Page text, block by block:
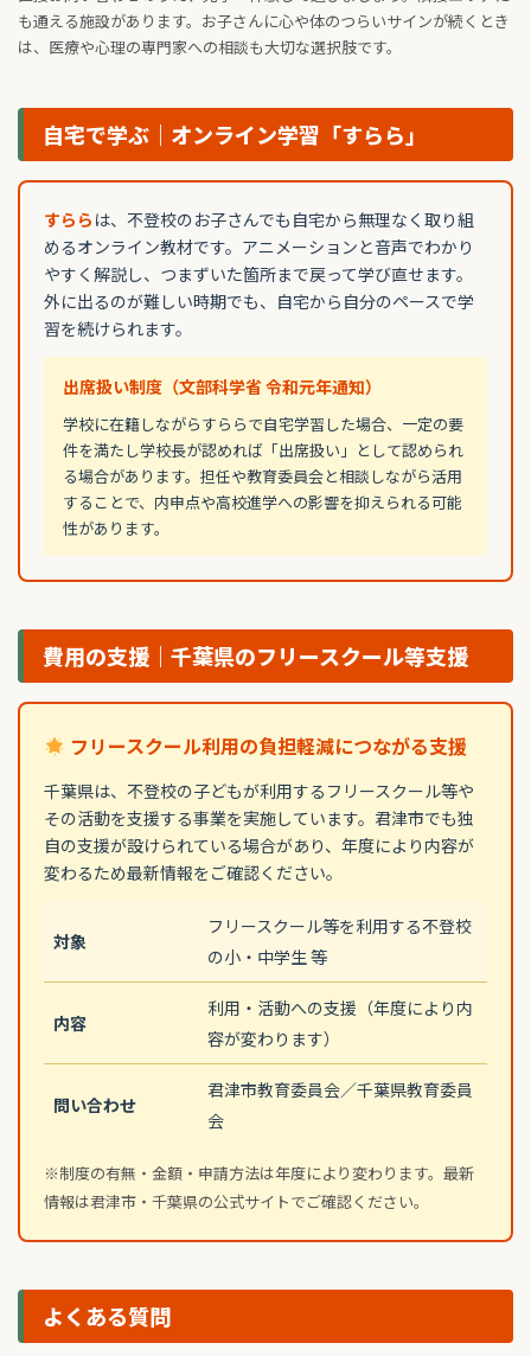
も通える施設があります。お子さんに心や体のつらいサインが続くとき
は、医療や心理の専門家への相談も大切な選択肢です。
自宅で学ぶ｜オンライン学習「すらら」
すらら は、不登校のお子さんでも自宅から無理なく取り組
めるオンライン教材です。アニメーションと音声でわかり
やすく解説し、つまずいた箇所まで戻って学び直せます。
外に出るのが難しい時期でも、自宅から自分のペースで学
習を続けられます。
出席扱い制度（文部科学省 令和元年通知）
学校に在籍しながらすららで自宅学習した場合、一定の要
件を満たし学校長が認めれば「出席扱い」として認められ
る場合があります。担任や教育委員会と相談しながら活用
することで、内申点や高校進学への影響を抑えられる可能
性があります。
費用の支援｜千葉県のフリースクール等支援
フリースクール利用の負担軽減につながる支援
千葉県は、不登校の子どもが利用するフリースクール等や
その活動を支援する事業を実施しています。君津市でも独
自の支援が設けられている場合があり、年度により内容が
変わるため最新情報をご確認ください。
対象
フリースクール等を利用する不登校
の小・中学生 等
内容
利用・活動への支援（年度により内
容が変わります）
問い合わせ
君津市教育委員会／千葉県教育委員
会
※制度の有無・金額・申請方法は年度により変わります。最新
情報は君津市・千葉県の公式サイトでご確認ください。
よくある質問